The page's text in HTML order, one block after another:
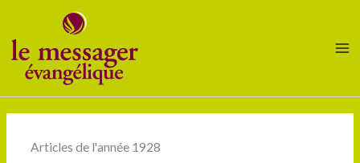
contenu
Articles de l'année 1928